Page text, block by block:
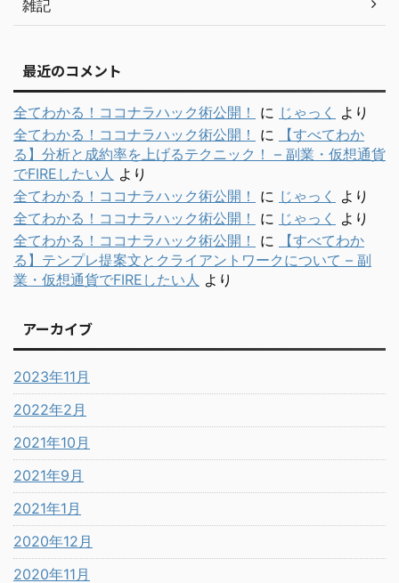
雑記
最近のコメント
全てわかる！ココナラハック術公開！ に じゃっく
より
全てわかる！ココナラハック術公開！
に
【すべてわか
る】分析と成約率を上げるテクニック！ – 副業・仮想通貨
でFIREしたい人 より
全てわかる！ココナラハック術公開！
に じゃっく
より
全てわかる！ココナラハック術公開！
に じゃっく
より
全てわかる！ココナラハック術公開！
に
【すべてわか
る】テンプレ提案文とクライアントワークについて – 副
業・仮想通貨でFIREしたい人 より
アーカイブ
2023年11月
2022年2月
2021年10月
2021年9月
2021年1月
2020年12月
2020年11月